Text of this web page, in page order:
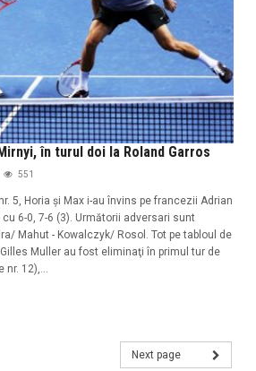
în turul doi la Roland Garros
551
5, Horia şi Max i-au învins pe francezii Adrian
6-0, 7-6 (3). Următorii adversari sunt
Mahut - Kowalczyk/ Rosol. Tot pe tabloul de
Muller au fost eliminaţi în primul tur de
12),...
Next page